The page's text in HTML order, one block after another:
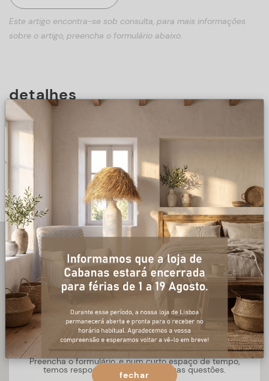
Este artigo encontra-se sob consulta, para mais informações
sobre o artigo, preencha o formulário abaixo.
detalhes
DESCRIÇÃO
+ informações
Preencha o formulário, e num curto espaço de tempo,
temos respostas para todas as suas questões.
fechar